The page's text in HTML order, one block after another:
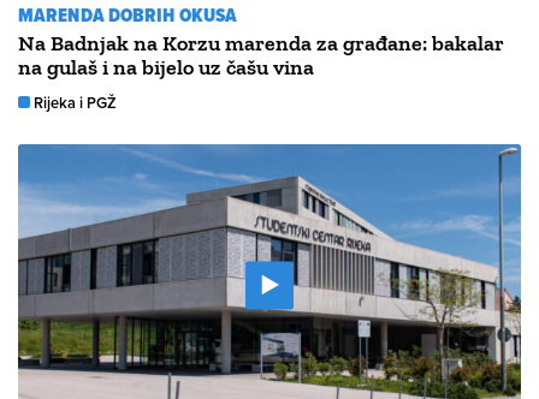
MARENDA DOBRIH OKUSA
Na Badnjak na Korzu marenda za građane: bakalar
na gulaš i na bijelo uz čašu vina
Rijeka i PGŽ